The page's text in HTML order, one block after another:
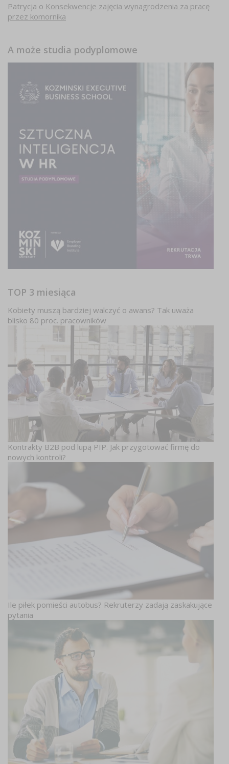
Patrycja o Konsekwencje zajęcia wynagrodzenia za pracę
przez komornika
A może studia podyplomowe
TOP 3 miesiąca
Kobiety muszą bardziej walczyć o awans? Tak uważa
blisko 80 proc. pracowników
Kontrakty B2B pod lupą PIP. Jak przygotować firmę do
nowych kontroli?
Ile piłek pomieści autobus? Rekruterzy zadają zaskakujące
pytania